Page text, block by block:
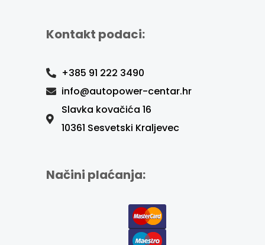
Kontakt podaci:
+385 91 222 3490
info@autopower-centar.hr
Slavka kovačića 16
10361 Sesvetski Kraljevec
Načini plaćanja: